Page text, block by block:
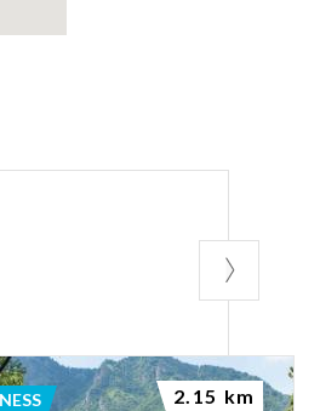
2.15 km